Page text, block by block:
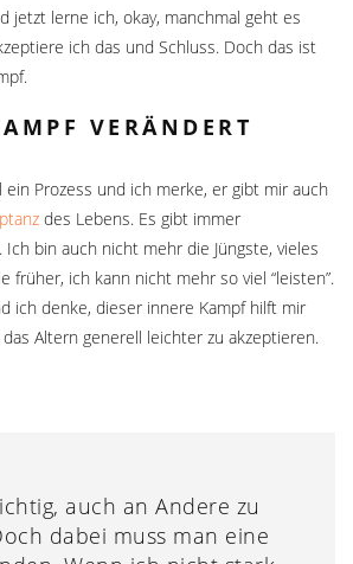
jetzt lerne ich, okay, manchmal geht es
ich das und Schluss. Doch das ist
VERÄNDERT
ein Prozess und ich merke, er gibt mir auch
des Lebens. Es gibt immer
bin auch nicht mehr die Jüngste, vieles
früher, ich kann nicht mehr so viel “leisten”.
ich denke, dieser innere Kampf hilft mir
Altern generell leichter zu akzeptieren.
auch an Andere zu
dabei muss man eine